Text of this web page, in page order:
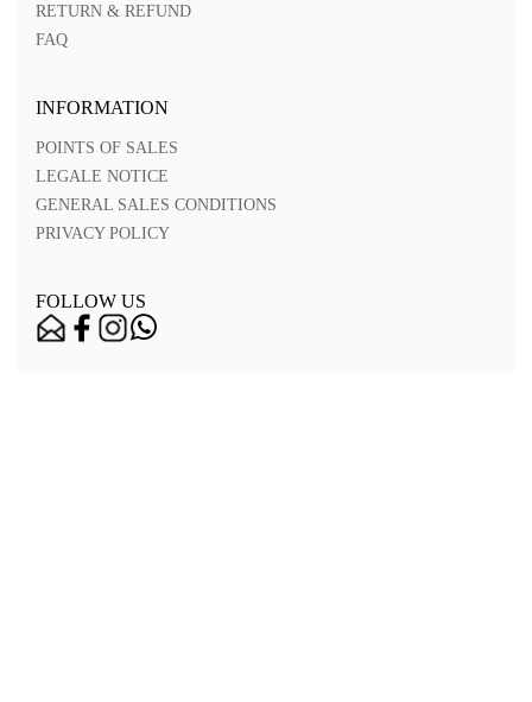
RETURN & REFUND
FAQ
INFORMATION
POINTS OF SALES
LEGALE NOTICE
GENERAL SALES CONDITIONS
PRIVACY POLICY
FOLLOW US